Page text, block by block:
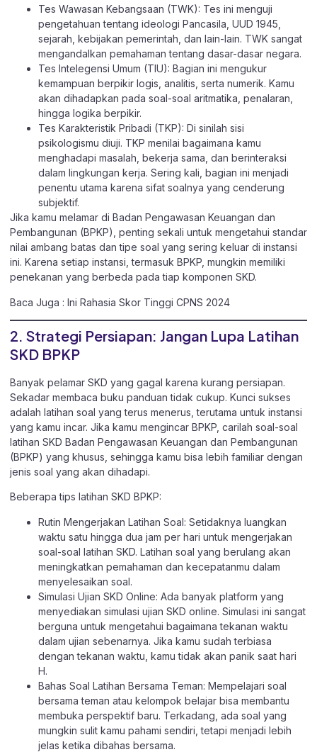
Tes Wawasan Kebangsaan (TWK): Tes ini menguji
pengetahuan tentang ideologi Pancasila, UUD 1945,
sejarah, kebijakan pemerintah, dan lain-lain. TWK sangat
mengandalkan pemahaman tentang dasar-dasar negara.
Tes Intelegensi Umum (TIU): Bagian ini mengukur
kemampuan berpikir logis, analitis, serta numerik. Kamu
akan dihadapkan pada soal-soal aritmatika, penalaran,
hingga logika berpikir.
Tes Karakteristik Pribadi (TKP): Di sinilah sisi
psikologismu diuji. TKP menilai bagaimana kamu
menghadapi masalah, bekerja sama, dan berinteraksi
dalam lingkungan kerja. Sering kali, bagian ini menjadi
penentu utama karena sifat soalnya yang cenderung
subjektif.
Jika kamu melamar di Badan Pengawasan Keuangan dan
Pembangunan (BPKP), penting sekali untuk mengetahui standar
nilai ambang batas dan tipe soal yang sering keluar di instansi
ini. Karena setiap instansi, termasuk BPKP, mungkin memiliki
penekanan yang berbeda pada tiap komponen SKD.
Baca Juga : Ini Rahasia Skor Tinggi CPNS 2024
2. Strategi Persiapan: Jangan Lupa Latihan
SKD BPKP
Banyak pelamar SKD yang gagal karena kurang persiapan.
Sekadar membaca buku panduan tidak cukup. Kunci sukses
adalah latihan soal yang terus menerus, terutama untuk instansi
yang kamu incar. Jika kamu mengincar BPKP, carilah soal-soal
latihan SKD Badan Pengawasan Keuangan dan Pembangunan
(BPKP) yang khusus, sehingga kamu bisa lebih familiar dengan
jenis soal yang akan dihadapi.
Beberapa tips latihan SKD BPKP:
Rutin Mengerjakan Latihan Soal: Setidaknya luangkan
waktu satu hingga dua jam per hari untuk mengerjakan
soal-soal latihan SKD. Latihan soal yang berulang akan
meningkatkan pemahaman dan kecepatanmu dalam
menyelesaikan soal.
Simulasi Ujian SKD Online: Ada banyak platform yang
menyediakan simulasi ujian SKD online. Simulasi ini sangat
berguna untuk mengetahui bagaimana tekanan waktu
dalam ujian sebenarnya. Jika kamu sudah terbiasa
dengan tekanan waktu, kamu tidak akan panik saat hari
H.
Bahas Soal Latihan Bersama Teman: Mempelajari soal
bersama teman atau kelompok belajar bisa membantu
membuka perspektif baru. Terkadang, ada soal yang
mungkin sulit kamu pahami sendiri, tetapi menjadi lebih
jelas ketika dibahas bersama.